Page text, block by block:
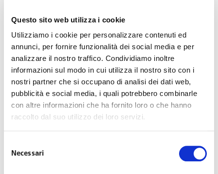
Questo sito web utilizza i cookie
Utilizziamo i cookie per personalizzare contenuti ed
annunci, per fornire funzionalità dei social media e per
analizzare il nostro traffico. Condividiamo inoltre
informazioni sul modo in cui utilizza il nostro sito con i
nostri partner che si occupano di analisi dei dati web,
pubblicità e social media, i quali potrebbero combinarle
con altre informazioni che ha fornito loro o che hanno
raccolto dal suo utilizzo dei loro servizi.
delNecessari
Last Updated on Febbraio 26, 2018
Gli avvocati Franco Toffoletto e Aldo Bottini partecipano
alla 9° edizione del convegno TUTTOLAVORO – Novità e
prospettive legislative per il Mercato del Lavoro e le
Pensioni, organizzato da Il Sole 24 Ore.
Durante la tavola rotonda delle ore 9:30, l’avvocato
confronto con altri esponenti del settore. Appuntamento